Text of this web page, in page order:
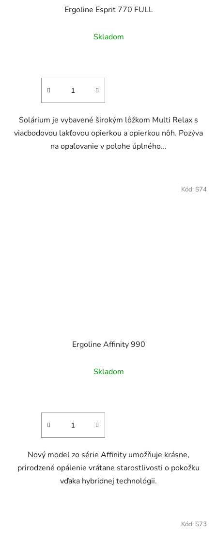
Ergoline Esprit 770 FULL
Skladom
Solárium je vybavené širokým lôžkom Multi Relax s
viacbodovou lakťovou opierkou a opierkou nôh. Pozýva
na opaľovanie v polohe úplného...
Ergoline Affinity 990
Skladom
Nový model zo série Affinity umožňuje krásne,
prirodzené opálenie vrátane starostlivosti o pokožku
vďaka hybridnej technológii.
Kód: S74
Kód: S73